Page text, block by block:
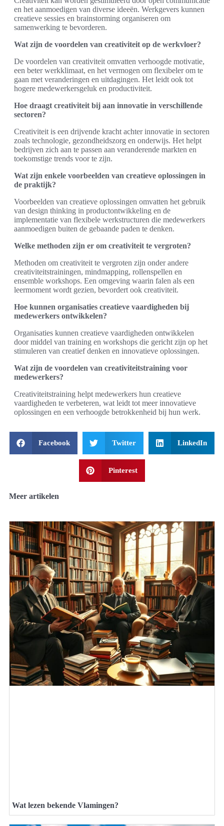
en het aanmoedigen van diverse ideeën. Werkgevers kunnen
creatieve sessies en brainstorming organiseren om
samenwerking te bevorderen.
Wat zijn de voordelen van creativiteit op de werkvloer?
De voordelen van creativiteit omvatten verhoogde motivatie,
een beter werkklimaat, en het vermogen om flexibeler om te
gaan met veranderingen en uitdagingen. Het leidt ook tot
hogere medewerkersgeluk en productiviteit.
Hoe draagt creativiteit bij aan innovatie in verschillende
sectoren?
Creativiteit is een drijvende kracht achter innovatie in sectoren
zoals technologie, gezondheidszorg en onderwijs. Het helpt
bedrijven zich aan te passen aan veranderende markten en
toekomstige trends voor te zijn.
Wat zijn enkele voorbeelden van creatieve oplossingen in
de praktijk?
Voorbeelden van creatieve oplossingen omvatten het gebruik
van design thinking in productontwikkeling en de
implementatie van flexibele werkstructuren die medewerkers
aanmoedigen buiten de gebaande paden te denken.
Welke methoden zijn er om creativiteit te vergroten?
Methoden om creativiteit te vergroten zijn onder andere
creativiteitstrainingen, mindmapping, rollenspellen en
ensemble workshops. Een omgeving waarin falen als een
leermoment wordt gezien, bevordert ook creativiteit.
Hoe kunnen organisaties creatieve vaardigheden bij
medewerkers ontwikkelen?
Organisaties kunnen creatieve vaardigheden ontwikkelen
door middel van training en workshops die gericht zijn op het
stimuleren van creatief denken en innovatieve oplossingen.
Wat zijn de voordelen van creativiteitstraining voor
medewerkers?
Creativiteitstraining helpt medewerkers hun creatieve
vaardigheden te verbeteren, wat leidt tot meer innovatieve
oplossingen en een verhoogde betrokkenheid bij hun werk.
Facebook Twitter LinkedIn
Pinterest
Meer artikelen
Wat lezen bekende Vlamingen?